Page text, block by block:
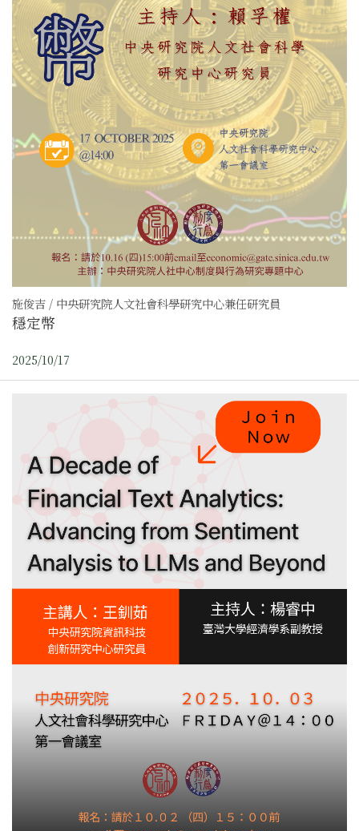
施俊吉 / 中央研究院人文社會科學研究中心兼任研究員
穩定幣
2025/10/17